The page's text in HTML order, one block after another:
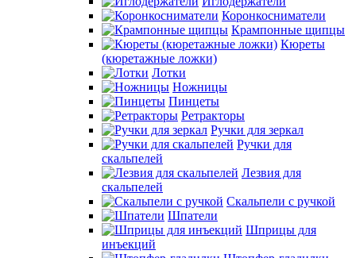
Коронкосниматели
Крампонные щипцы
Кюреты
(кюретажные ложки)
Лотки
Ножницы
Пинцеты
Ретракторы
Ручки для зеркал
Ручки для
скальпелей
Лезвия для
скальпелей
Скальпели с ручкой
Шпатели
Шприцы для
инъекций